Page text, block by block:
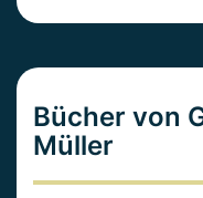
Bücher von
Müller